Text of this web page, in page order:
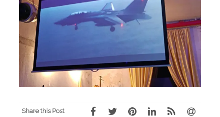
Share this Post